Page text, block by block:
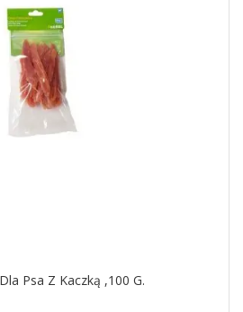
Psa Z Kaczką ,100 G.